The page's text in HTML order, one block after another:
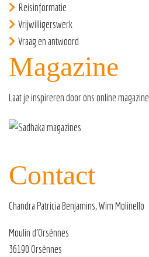
Reisinformatie
Vrijwilligerswerk
Vraag en antwoord
Magazine
Laat je inspireren door ons online magazine
Contact
Chandra Patricia Benjamins, Wim Molinello
Moulin d’Orsènnes
36190 Orsènnes